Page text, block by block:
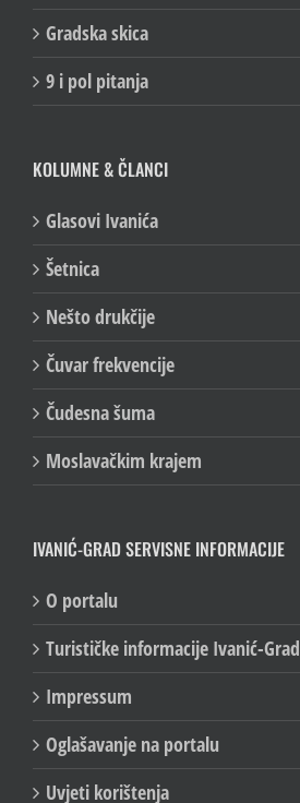
Gradska skica
9 i pol pitanja
KOLUMNE & ČLANCI
Glasovi Ivanića
Šetnica
Nešto drukčije
Čuvar frekvencije
Čudesna šuma
Moslavačkim krajem
IVANIĆ-GRAD SERVISNE INFORMACIJE
O portalu
Turističke informacije Ivanić-Grad
Impressum
Oglašavanje na portalu
Uvjeti korištenja